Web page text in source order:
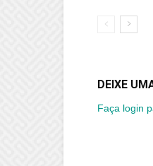
DEIXE
Faça login